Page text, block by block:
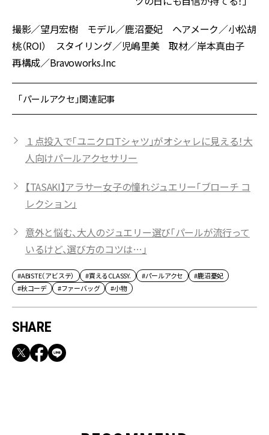
撮影／望月宏樹 モデル／鹿沼憂妃 ヘアメーク／小松胡
桃（ROI） スタイリング／児嶋里美 取材／岸本真由子
再構成／Bravoworks.Inc
「パールアクセ」関連記事
１点投入で「ユニクロTシャツ」がオシャレに見える！大
人向けパールアクセサリー
【TASAKI】アラサー女子の憧れジュエリー「ブローチ コ
レクション」
意外と悩む、大人のジュエリー選び「パールが流行って
いるけど、選び方のコツは…」
#ABISTE（アビステ） #買えるCLASSY. #パールアクセ
#鹿沼憂妃
#秋コーデ
#ファーバッグ #小物
SHARE